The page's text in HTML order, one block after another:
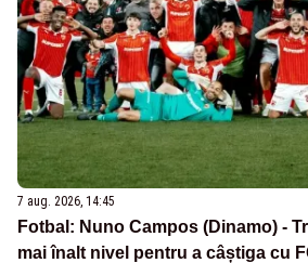
7 aug. 2026, 14:45
Fotbal: Nuno Campos (Dinamo) -
mai înalt nivel pentru a câștiga cu